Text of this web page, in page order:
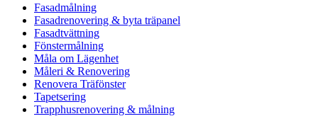
Fasadmålning
Fasadrenovering & byta träpanel
Fasadtvättning
Fönstermålning
Måla om Lägenhet
Måleri & Renovering
Renovera Träfönster
Tapetsering
Trapphusrenovering & målning